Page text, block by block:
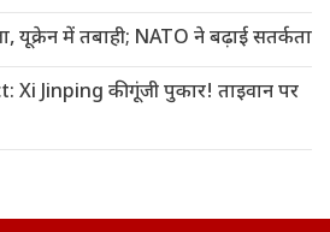
यूक्रेन में तबाही; NATO ने बढ़ाई सतर्कता
Jinping की गूंजी पुकार! ताइवान पर